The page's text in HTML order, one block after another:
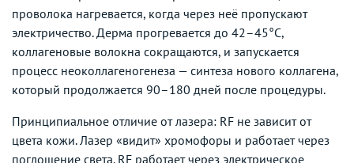
проволока нагревается, когда через неё пропускают
электричество. Дерма прогревается до 42–45°C,
коллагеновые волокна сокращаются, и запускается
процесс неоколлагеногенеза — синтеза нового коллагена,
который продолжается 90–180 дней после процедуры.
Принципиальное отличие от лазера: RF не зависит от
цвета кожи. Лазер «видит» хромофоры и работает через
поглощение света. RF работает через электрическое